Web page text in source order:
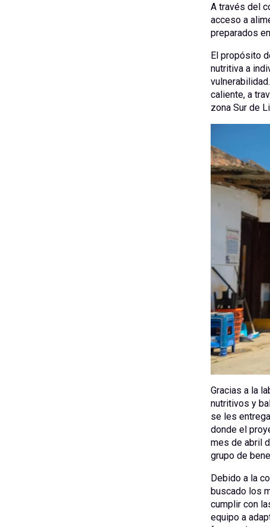
A través del
acceso a
preparados
El propósito
nutritiva a
caliente, a
zona Sur de
Gracias a la
nutritivos y
se les
donde el
mes de abril
grupo de
Debido a la
buscado los
cumplir con
equipo a